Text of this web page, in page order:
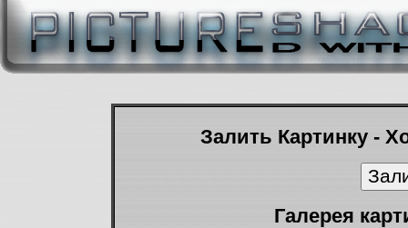
Залить Картинку -
Галерея